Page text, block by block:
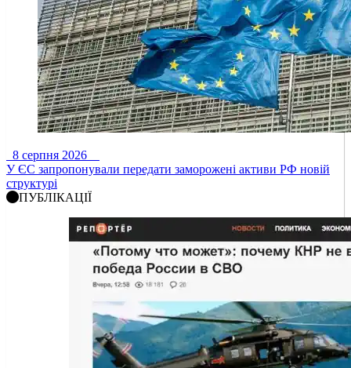
8 серпня 2026
У ЄС запропонували передати заморожені активи РФ новій
структурі
ПУБЛІКАЦІЇ